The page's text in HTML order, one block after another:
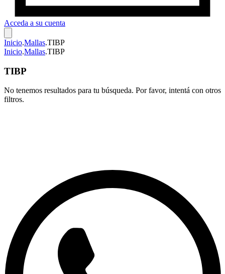
Acceda a su cuenta
Inicio.Mallas.TIBP
Inicio.Mallas.TIBP
TIBP
No tenemos resultados para tu búsqueda. Por favor, intentá con otros
filtros.